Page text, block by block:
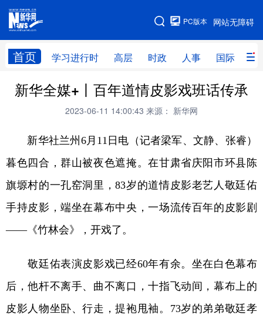
网站无障碍
PC版本
首页 学习进行时 高层 时政 人事 国际 财
网站地图
学习进行时 高层 时政 人事
财经 网评
台湾 思客智库 全球连线 教育
科技 科创 量子 体育
文化 书画 健康 军事
访谈 视频 图片 政务
法律 中央文件
食品 人居 信息化 数字经济
学术中国 乡村振兴 银龄 溯源中国
城市 旅游 能源 会展
新华全媒+丨百年道情皮影戏班话传承
2023-06-11 14:00:43 来源： 新华网
新华社兰州6月11日电（记者梁军、文静、张睿）
暮色四合，群山被夜色遮掩。在甘肃省庆阳市环县陈
旗塬村的一孔窑洞里，83岁的道情皮影老艺人敬廷佑
手持皮影，端坐在幕布中央，一场流传百年的皮影剧
——《竹林会》，开戏了。
敬廷佑表演皮影戏已经60年有余。坐在白色幕布
后，他杆不离手、曲不离口，十指飞动间，幕布上的
皮影人物坐卧、行走，提袍甩袖。73岁的弟弟敬廷孝